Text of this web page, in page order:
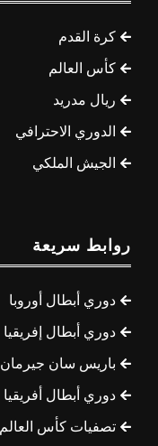
كرة القدم
كأس العالم
ريال مدريد
الدوري الاحترافي
الجيش الملكي
روابط سريعة
دوري أبطال أوروبا
دوري أبطال إفريقيا
باريس سان جيرمان
دوري أبطال أفريقيا
تصفيات كأس العالم